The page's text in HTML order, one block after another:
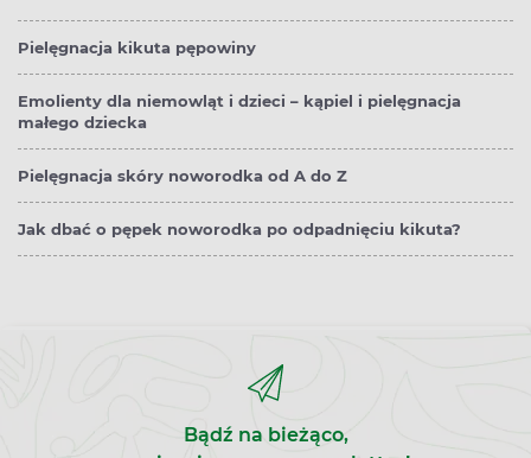
Pielęgnacja kikuta pępowiny
Emolienty dla niemowląt i dzieci – kąpiel i pielęgnacja
małego dziecka
Pielęgnacja skóry noworodka od A do Z
Jak dbać o pępek noworodka po odpadnięciu kikuta?
Bądź na bieżąco,